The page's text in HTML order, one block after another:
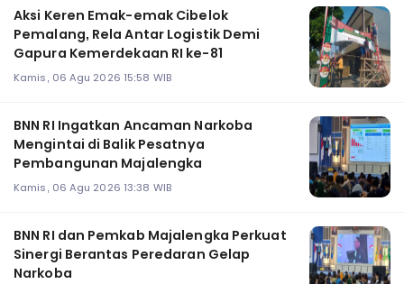
Aksi Keren Emak-emak Cibelok
Pemalang, Rela Antar Logistik Demi
Gapura Kemerdekaan RI ke-81
Kamis, 06 Agu 2026 15:58 WIB
BNN RI Ingatkan Ancaman Narkoba
Mengintai di Balik Pesatnya
Pembangunan Majalengka
Kamis, 06 Agu 2026 13:38 WIB
BNN RI dan Pemkab Majalengka Perkuat
Sinergi Berantas Peredaran Gelap
Narkoba